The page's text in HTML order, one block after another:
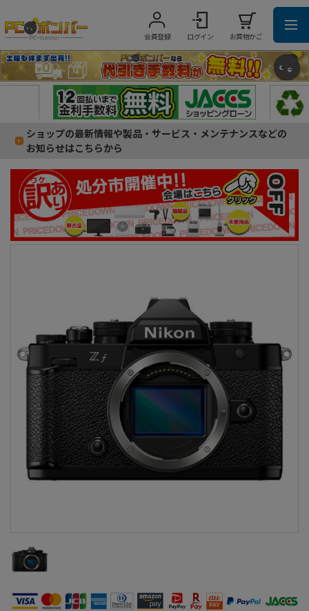
会員登録 ログイン お買物かご
ショップの最新情報や製品・サービス・メンテナンスなどの
お知らせはこちらから